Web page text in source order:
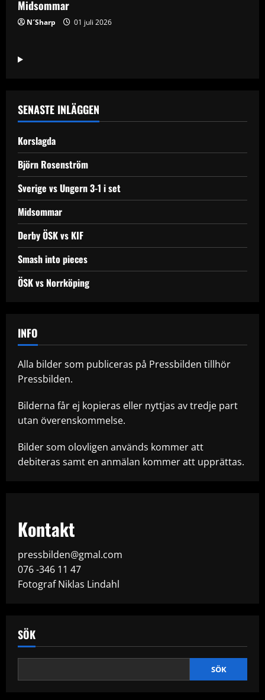
Midsommar
N´Sharp 01 juli 2026
SENASTE INLÄGGEN
Korslagda
Björn Rosenström
Sverige vs Ungern 3-1 i set
Midsommar
Derby ÖSK vs KIF
Smash into pieces
ÖSK vs Norrköping
INFO
Alla bilder som publiceras på Pressbilden tillhör
Pressbilden.
Bilderna får ej kopieras eller nyttjas av tredje part
utan överenskommelse.
Bilder som olovligen används kommer att
debiteras samt en anmälan kommer att upprättas.
Kontakt
pressbilden@gmal.com
076 -346 11 47
Fotograf Niklas Lindahl
SÖK
SÖK